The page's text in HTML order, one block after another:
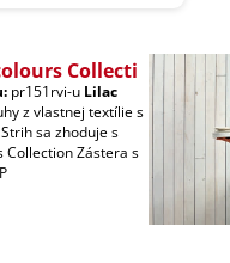
Collecti
pr151rvi-u Lilac
z vlastnej textílie s
sa zhoduje s
Collection Zástera s